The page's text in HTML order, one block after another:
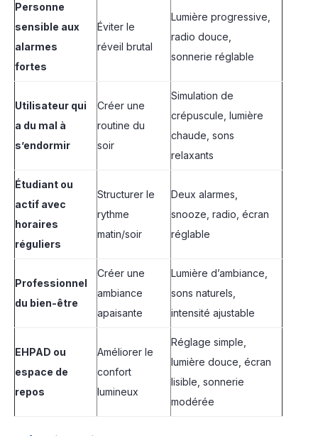
Personne
sensible aux
alarmes
fortes
Éviter le
réveil brutal
Lumière progressive,
radio douce,
sonnerie réglable
Utilisateur qui
a du mal à
s’endormir
Créer une
routine du
soir
Simulation de
crépuscule, lumière
chaude, sons
relaxants
Étudiant ou
actif avec
horaires
réguliers
Structurer le
rythme
matin/soir
Deux alarmes,
snooze, radio, écran
réglable
Professionnel
du bien-être
Créer une
ambiance
apaisante
Lumière d’ambiance,
sons naturels,
intensité ajustable
EHPAD ou
espace de
repos
Améliorer le
confort
lumineux
Réglage simple,
lumière douce, écran
lisible, sonnerie
modérée